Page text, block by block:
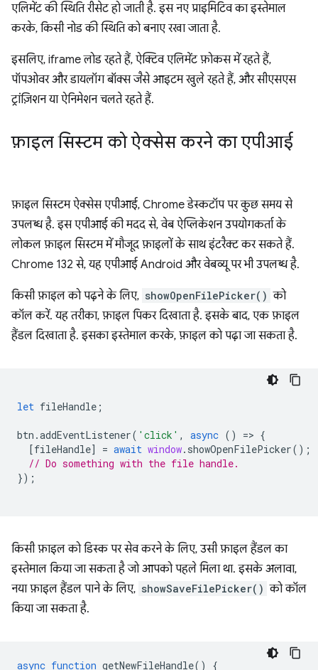
एलिमेंट की स्थिति रीसेट हो जाती है. इस नए प्राइमिटिव का इस्तेमाल
करके, किसी नोड की स्थिति को बनाए रखा जाता है.
इसलिए, iframe लोड रहते हैं, ऐक्टिव एलिमेंट फ़ोकस में रहते हैं,
पॉपओवर और डायलॉग बॉक्स जैसे आइटम खुले रहते हैं, और सीएसएस
ट्रांज़िशन या ऐनिमेशन चलते रहते हैं.
फ़ाइल सिस्टम को ऐक्सेस करने का एपीआई
फ़ाइल सिस्टम ऐक्सेस एपीआई, Chrome डेस्कटॉप पर कुछ समय से
उपलब्ध है. इस एपीआई की मदद से, वेब ऐप्लिकेशन उपयोगकर्ता के
लोकल फ़ाइल सिस्टम में मौजूद फ़ाइलों के साथ इंटरैक्ट कर सकते हैं.
Chrome 132 से, यह एपीआई Android और वेबव्यू पर भी उपलब्ध है.
किसी फ़ाइल को पढ़ने के लिए, showOpenFilePicker() को
कॉल करें. यह तरीका, फ़ाइल पिकर दिखाता है. इसके बाद, एक फ़ाइल
हैंडल दिखाता है. इसका इस्तेमाल करके, फ़ाइल को पढ़ा जा सकता है.
let fileHandle ;
btn .addEventListener( 'click' , async () => {
[fileHandle] = await window. showOpenFilePicker();
// Do something with the file handle.
});
किसी फ़ाइल को डिस्क पर सेव करने के लिए, उसी फ़ाइल हैंडल का
इस्तेमाल किया जा सकता है जो आपको पहले मिला था. इसके अलावा,
नया फ़ाइल हैंडल पाने के लिए, showSaveFilePicker() को कॉल
किया जा सकता है.
async function getNewFileHandle() {